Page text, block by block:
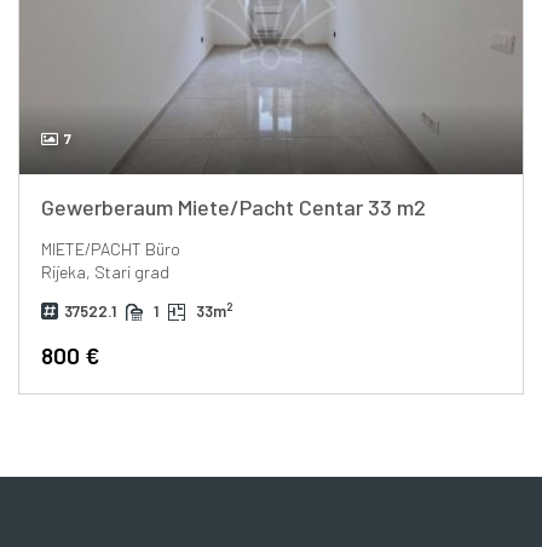
7
Gewerberaum Miete/Pacht Centar 33 m2
MIETE/PACHT Büro
Rijeka, Stari grad
37522.1 1 33m2
800 €